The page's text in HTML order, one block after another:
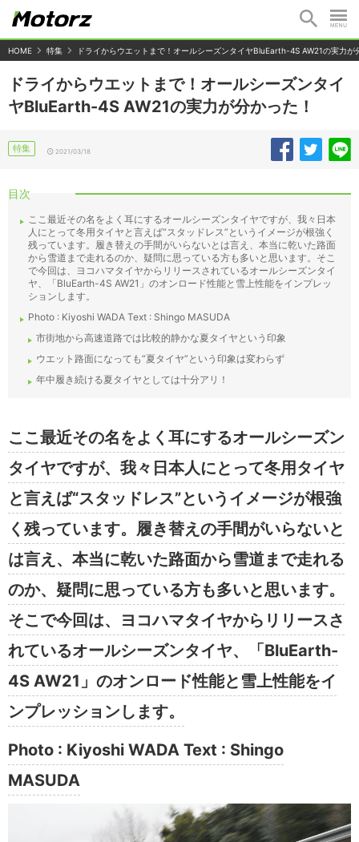
HOME 特集 ドライからウエットまで！オールシーズンタイヤBluEarth-4S AW21の実力が
ドライからウエットまで！オールシーズンタイ
ヤBluEarth-4S AW21の実力が分かった！
特集 2021/03/18
目次
ここ最近その名をよく耳にするオールシーズンタイヤですが、我々日本
人にとって冬用タイヤと言えば“スタッドレス”というイメージが根強く
残っています。履き替えの手間がいらないとは言え、本当に乾いた路面
から雪道まで走れるのか、疑問に思っている方も多いと思います。そこ
で今回は、ヨコハマタイヤからリリースされているオールシーズンタイ
ヤ、「BluEarth-4S AW21」のオンロード性能と雪上性能をインプレッ
ションします。
Photo : Kiyoshi WADA Text : Shingo MASUDA
市街地から高速道路では比較的静かな夏タイヤという印象
ウエット路面になっても“夏タイヤ”という印象は変わらず
年中履き続ける夏タイヤとしては十分アリ！
ここ最近その名をよく耳にするオールシーズン
タイヤですが、我々日本人にとって冬用タイヤ
と言えば“スタッドレス”というイメージが根強
く残っています。履き替えの手間がいらないと
は言え、本当に乾いた路面から雪道まで走れる
のか、疑問に思っている方も多いと思います。
そこで今回は、ヨコハマタイヤからリリースさ
れているオールシーズンタイヤ、「BluEarth-
4S AW21」のオンロード性能と雪上性能をイ
ンプレッションします。
Photo : Kiyoshi WADA Text : Shingo
MASUDA